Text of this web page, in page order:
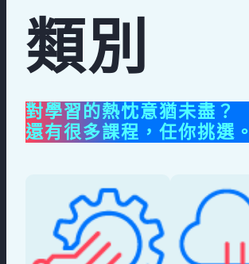
類別
對學習的熱忱意猶未盡？
還有很多課程，任你挑選。